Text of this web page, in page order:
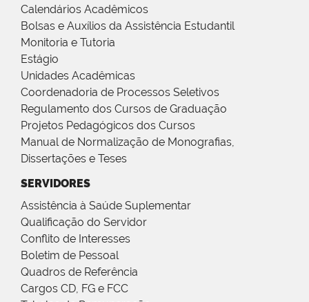
Calendários Acadêmicos
Bolsas e Auxílios da Assistência Estudantil
Monitoria e Tutoria
Estágio
Unidades Acadêmicas
Coordenadoria de Processos Seletivos
Regulamento dos Cursos de Graduação
Projetos Pedagógicos dos Cursos
Manual de Normalização de Monografias,
Dissertações e Teses
SERVIDORES
Assistência à Saúde Suplementar
Qualificação do Servidor
Conflito de Interesses
Boletim de Pessoal
Quadros de Referência
Cargos CD, FG e FCC